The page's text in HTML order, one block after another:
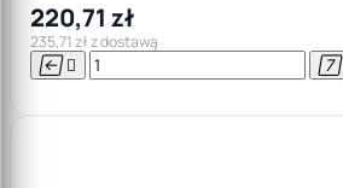
220,71 zł
235,71 zł z dostawą
  